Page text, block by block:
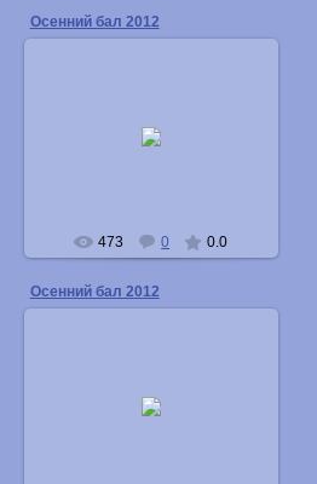
Осенний бал 2012
473 0 0.0
Осенний бал 2012